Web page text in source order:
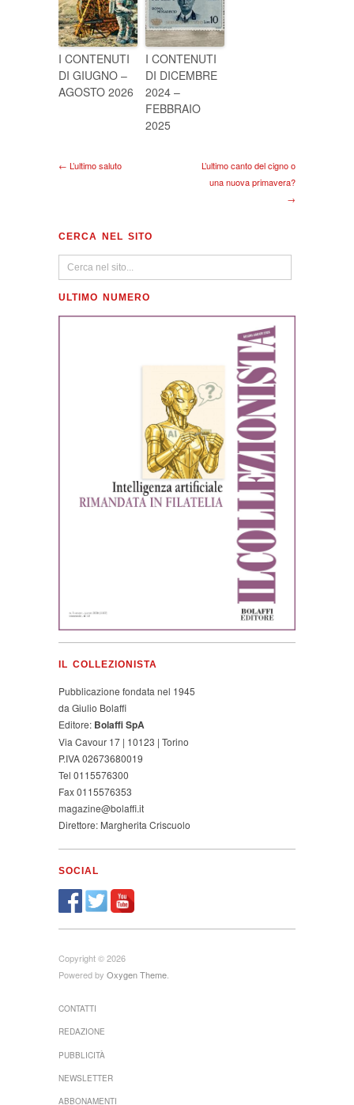
I CONTENUTI
DI GIUGNO –
AGOSTO 2026
I CONTENUTI
DI DICEMBRE
2024 –
FEBBRAIO
2025
← L’ultimo saluto
L’ultimo canto del cigno o
una nuova primavera?
→
CERCA NEL SITO
ULTIMO NUMERO
IL COLLEZIONISTA
Pubblicazione fondata nel 1945
da Giulio Bolaffi
Editore: Bolaffi SpA
Via Cavour 17 | 10123 | Torino
P.IVA 02673680019
Tel 0115576300
Fax 0115576353
magazine@bolaffi.it
Direttore: Margherita Criscuolo
SOCIAL
Copyright © 2026
Powered by Oxygen Theme
CONTATTI
REDAZIONE
PUBBLICITÀ
NEWSLETTER
ABBONAMENTI